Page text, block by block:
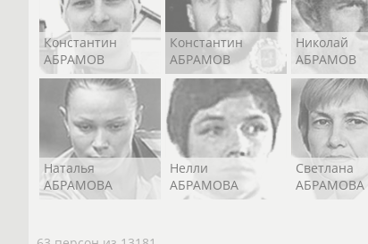
Константин
АБРАМОВ
Константин
АБРАМОВ
Николай
АБРАМОВ
Наталья
АБРАМОВА
Нелли
АБРАМОВА
Светлана
АБРАМОВА